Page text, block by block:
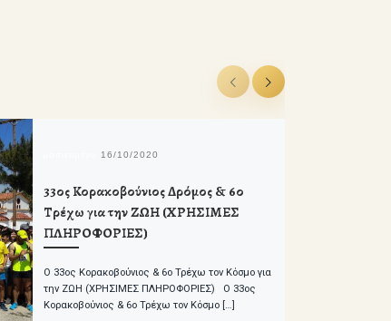
δημοσιευμένο 16/10/2020
33ος Κορακοβούνιος Δρόμος & 6ο
Τρέχω για την ΖΩΗ (ΧΡΗΣΙΜΕΣ
ΠΛΗΡΟΦΟΡΙΕΣ)
Ο 33ος Κορακοβούνιος & 6ο Τρέχω τον Κόσμο για
την ΖΩΗ (ΧΡΗΣΙΜΕΣ ΠΛΗΡΟΦΟΡΙΕΣ) Ο 33ος
Κορακοβούνιος & 6ο Τρέχω τον Κόσμο […]